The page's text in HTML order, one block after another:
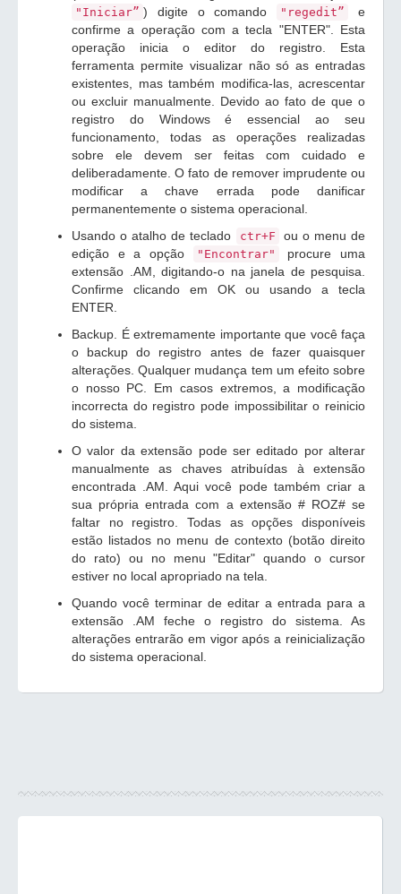
"Iniciar” ) digite o comando "regedit”
e
confirme a operação com a tecla "ENTER". Esta
operação inicia o editor do registro. Esta
ferramenta permite visualizar não só as entradas
existentes, mas também modifica-las, acrescentar
ou excluir manualmente. Devido ao fato de que o
registro do Windows é essencial ao seu
funcionamento, todas as operações realizadas
sobre ele devem ser feitas com cuidado e
deliberadamente. O fato de remover imprudente ou
modificar a chave errada pode danificar
permanentemente o sistema operacional.
Usando o atalho de teclado
ctr+F
ou o menu de
edição e a opção
"Encontrar"
procure uma
extensão .AM, digitando-o na janela de pesquisa.
Confirme clicando em OK ou usando a tecla
ENTER.
Backup. É extremamente importante que você faça
o backup do registro antes de fazer quaisquer
alterações. Qualquer mudança tem um efeito sobre
o nosso PC. Em casos extremos, a modificação
incorrecta do registro pode impossibilitar o reinicio
do sistema.
O valor da extensão pode ser editado por alterar
manualmente as chaves atribuídas à extensão
encontrada .AM. Aqui você pode também criar a
sua própria entrada com a extensão # ROZ# se
faltar no registro. Todas as opções disponíveis
estão listados no menu de contexto (botão direito
do rato) ou no menu "Editar" quando o cursor
estiver no local apropriado na tela.
Quando você terminar de editar a entrada para a
extensão .AM feche o registro do sistema. As
alterações entrarão em vigor após a reinicialização
do sistema operacional.